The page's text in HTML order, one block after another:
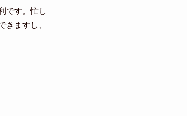
です。忙し
きますし、